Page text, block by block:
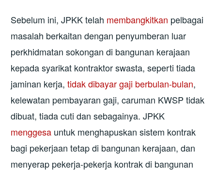
Sebelum ini, JPKK telah membangkitkan pelbagai
masalah berkaitan dengan penyumberan luar
perkhidmatan sokongan di bangunan kerajaan
kepada syarikat kontraktor swasta, seperti tiada
jaminan kerja,tidak dibayar gaji berbulan-bulan,
kelewatan pembayaran gaji, caruman KWSP tidak
dibuat, tiada cuti dan sebagainya. JPKK
menggesa untuk menghapuskan sistem kontrak
bagi pekerjaan tetap di bangunan kerajaan, dan
menyerap pekerja-pekerja kontrak di bangunan